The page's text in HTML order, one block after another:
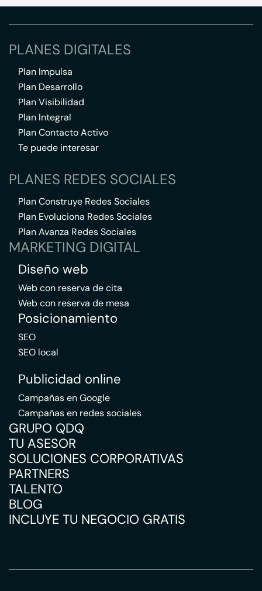
PLANES DIGITALES
Plan Impulsa
Plan Desarrollo
Plan Visibilidad
Plan Integral
Plan Contacto Activo
Te puede interesar
PLANES REDES SOCIALES
Plan Construye Redes Sociales
Plan Evoluciona Redes Sociales
Plan Avanza Redes Sociales
MARKETING DIGITAL
Diseño web
Web con reserva de cita
Web con reserva de mesa
Posicionamiento
SEO
SEO local
Publicidad online
Campañas en Google
Campañas en redes sociales
GRUPO QDQ
TU ASESOR
SOLUCIONES CORPORATIVAS
PARTNERS
TALENTO
BLOG
INCLUYE TU NEGOCIO GRATIS